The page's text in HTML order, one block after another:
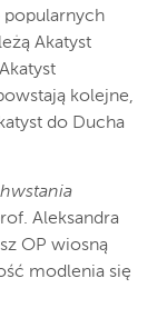
Akatyst
kolejne,
do Ducha
Aleksandra
OP wiosną
modlenia się